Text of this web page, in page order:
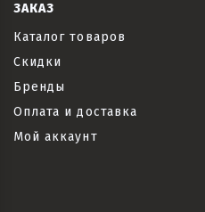
ЗАКАЗ
Каталог товаров
Скидки
Бренды
Оплата и доставка
Мой аккаунт